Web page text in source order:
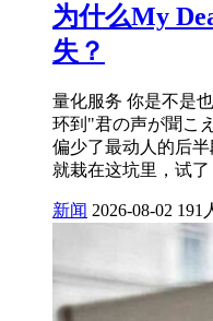
为什么My
失？
量化服务 你是不是
环到"君の声が聞こ
偏少了最动人的后
就栽在这坑里，试了
新闻 2026-08-02 191